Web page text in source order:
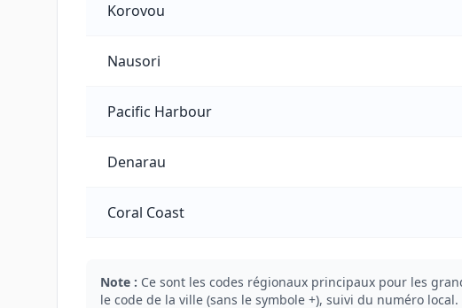
Korovou
Nausori
Pacific Harbour
Denarau
Coral Coast
Note : Ce sont les codes régionaux principaux pour les
le code de la ville (sans le symbole +), suivi du numéro local.